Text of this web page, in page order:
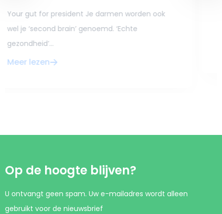
Investeren in je spierrekening is een investering
in je gezondheid Je kent ze wel. Van...
Meer lezen
Op de hoogte blijven?
U ontvangt geen spam. Uw e-mailadres wordt alleen
gebruikt voor de nieuwsbrief